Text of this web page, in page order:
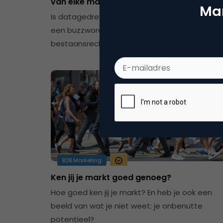
Is datagedreven marketing niet veel meer
een buzzword? En bepaalt AI over 5 jaar het
bestaansrecht van elke marketeer?
B2B Marketing
Ken jij je markt goed genoeg?
Hoe goed ken jij je markt? En heb je ook een
beeld van wat je niet weet: je onbenutte
potentieel?